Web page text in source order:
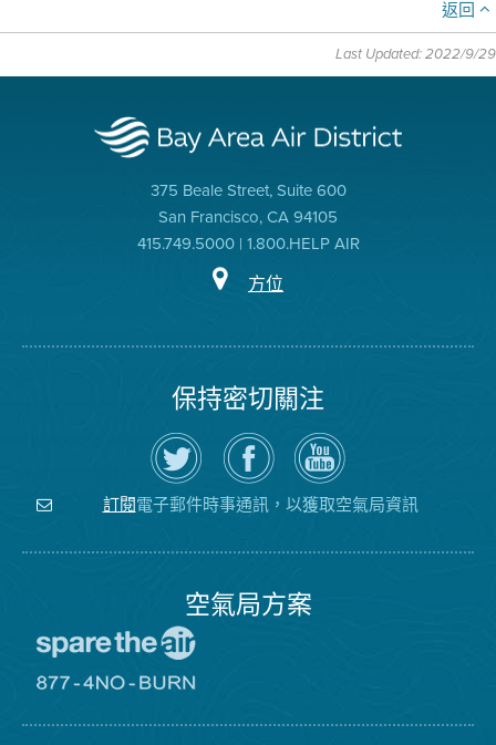
返回
Last Updated: 2022/9/29
375 Beale Street, Suite 600
San Francisco, CA 94105
415.749.5000 | 1.800.HELP AIR
方位
保持密切關注
在
Twitter
上
關
注
空
瀏
覽
氣
局
的
空
氣
局
YouTube
頻
道
訂閱電子郵件時事通訊，以獲取空氣局資訊
空氣局方案
空
8774